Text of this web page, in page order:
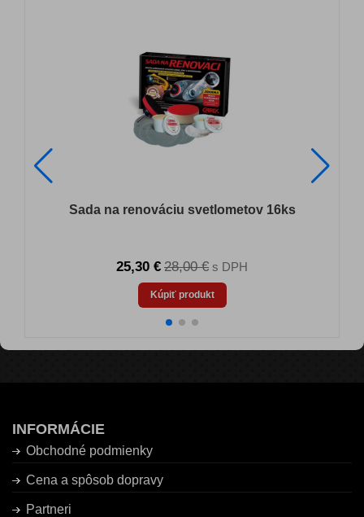
Sada na renováciu svetlometov 16ks
25,30 € 28,00 € s DPH
Kúpiť produkt
INFORMÁCIE
Obchodné podmienky
Cena a spôsob dopravy
Partneri